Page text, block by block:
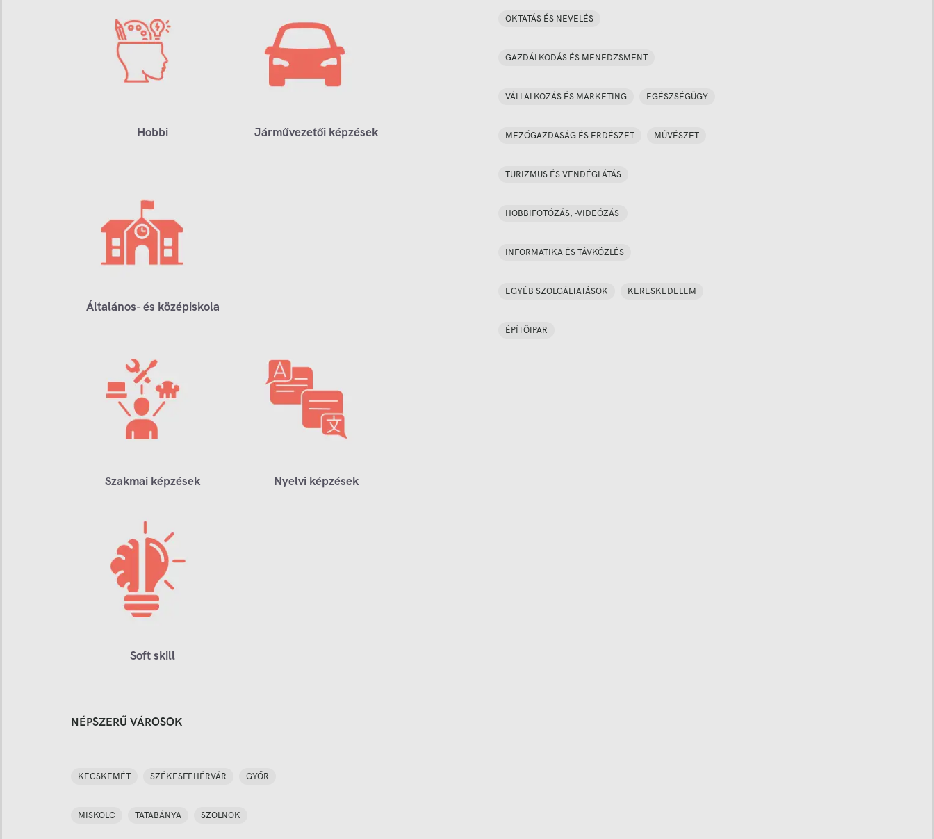
Hobbi Járművezetői képzések
Általános- és középiskola
Szakmai képzések Nyelvi képzések
Soft skill
OKTATÁS ÉS NEVELÉS
GAZDÁLKODÁS ÉS MENEDZSMENT
VÁLLALKOZÁS ÉS MARKETING EGÉSZSÉGÜGY
MEZŐGAZDASÁG ÉS ERDÉSZET MŰVÉSZET
TURIZMUS ÉS VENDÉGLÁTÁS
HOBBIFOTÓZÁS, -VIDEÓZÁS
INFORMATIKA ÉS TÁVKÖZLÉS
EGYÉB SZOLGÁLTATÁSOK KERESKEDELEM
ÉPÍTŐIPAR
NÉPSZERŰ VÁROSOK
KECSKEMÉT SZÉKESFEHÉRVÁR GYŐR
MISKOLC TATABÁNYA SZOLNOK